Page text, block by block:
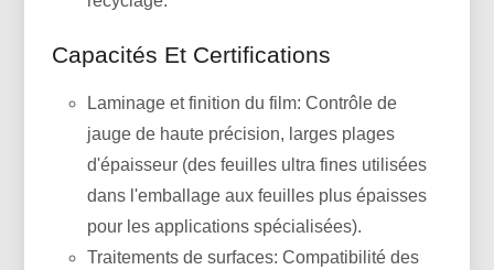
Capacités Et Certifications
Laminage et finition du film: Contrôle de
jauge de haute précision, larges plages
d'épaisseur (des feuilles ultra fines utilisées
dans l'emballage aux feuilles plus épaisses
pour les applications spécialisées).
Traitements de surfaces: Compatibilité des